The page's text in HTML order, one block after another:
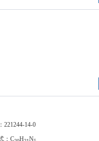
221244-14-0
：C H N